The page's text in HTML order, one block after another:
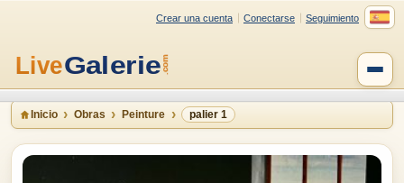
Crear una cuenta Conectarse Seguimiento
Inicio Obras Peinture palier 1